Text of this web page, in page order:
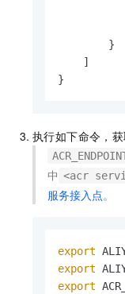
}
]
}
执行如下命令，获
中 <acr
服务接入点。
export
export
export